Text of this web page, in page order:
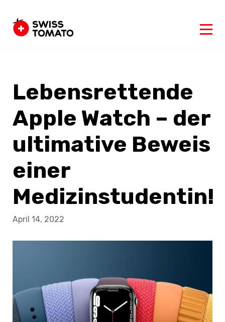
Lebensrettende
Apple Watch – der
ultimative Beweis
einer
Medizinstudentin!
April 14, 2022